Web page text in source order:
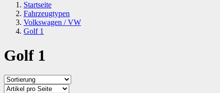
Startseite
Fahrzeugtypen
Volkswagen / VW
Golf 1
Golf 1